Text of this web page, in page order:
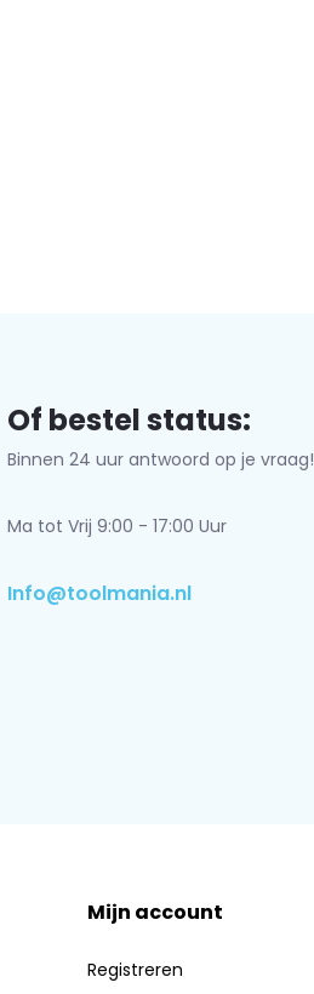
Of bestel status:
Binnen 24 uur antwoord op je vraag!
Ma tot Vrij 9:00 - 17:00 Uur
Info@toolmania.nl
Mijn account
Registreren